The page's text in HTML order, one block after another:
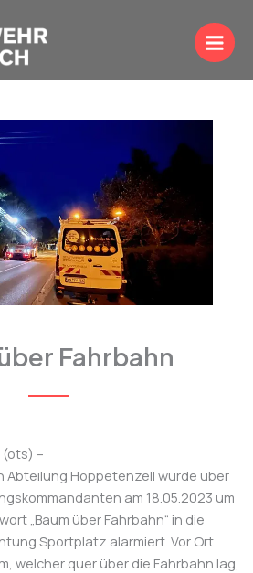
Fahrbahn
–
Abteilung Hoppetenzell wurde über
am 18.05.2023 um
„Baum über Fahrbahn“ in die
Sportplatz alarmiert. Vor Ort
welcher quer über die Fahrbahn lag,